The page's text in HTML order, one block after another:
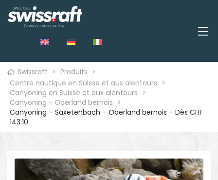
Swissraft > Produits >
Centre nautique en Suisse et aux alentours >
Canyoning en Suisse et aux alentours >
Canyoning - Oberland bernois >
Canyoning – Saxetenbach – Oberland bernois – Dès CHF
143.10